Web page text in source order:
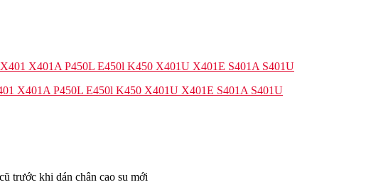
X401A P450L E450l K450 X401U X401E S401A S401U
trước khi dán chân cao su mới